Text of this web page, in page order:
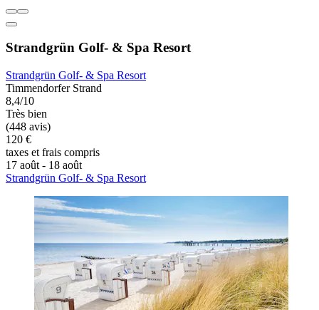
Strandgrün Golf- & Spa Resort
Strandgrün Golf- & Spa Resort
Timmendorfer Strand
8,4/10
Très bien
(448 avis)
120 €
taxes et frais compris
17 août - 18 août
Strandgrün Golf- & Spa Resort